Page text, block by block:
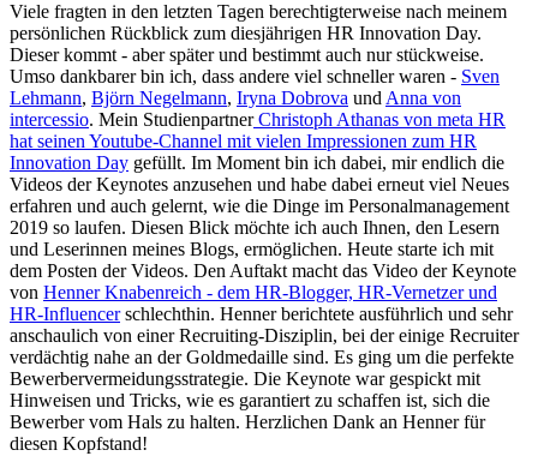
Viele fragten in den letzten Tagen berechtigterweise nach meinem
persönlichen Rückblick zum diesjährigen HR Innovation Day.
Dieser kommt - aber später und bestimmt auch nur stückweise.
Umso dankbarer bin ich, dass andere viel schneller waren - Sven
Lehmann, Björn Negelmann, Iryna Dobrova und Anna von
intercessio. Mein StudienpartnerChristoph Athanas von meta HR
hat seinen Youtube-Channel mit vielen Impressionen zum HR
Innovation Day gefüllt. Im Moment bin ich dabei, mir endlich die
Videos der Keynotes anzusehen und habe dabei erneut viel Neues
erfahren und auch gelernt, wie die Dinge im Personalmanagement
2019 so laufen. Diesen Blick möchte ich auch Ihnen, den Lesern
und Leserinnen meines Blogs, ermöglichen. Heute starte ich mit
dem Posten der Videos. Den Auftakt macht das Video der Keynote
von Henner Knabenreich - dem HR-Blogger, HR-Vernetzer und
HR-Influencerschlechthin. Henner berichtete ausführlich und sehr
anschaulich von einer Recruiting-Disziplin, bei der einige Recruiter
verdächtig nahe an der Goldmedaille sind. Es ging um die perfekte
Bewerbervermeidungsstrategie. Die Keynote war gespickt mit
Hinweisen und Tricks, wie es garantiert zu schaffen ist, sich die
Bewerber vom Hals zu halten. Herzlichen Dank an Henner für
diesen Kopfstand!